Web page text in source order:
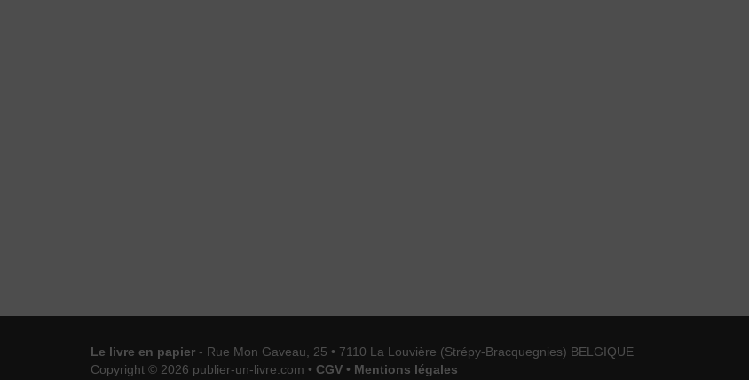
Le livre en papier - Rue Mon Gaveau, 25 • 7110 La Louvière (Strépy-Bracquegnies) BELGIQUE
Copyright © 2026 publier-un-livre.com • CGV • Mentions légales